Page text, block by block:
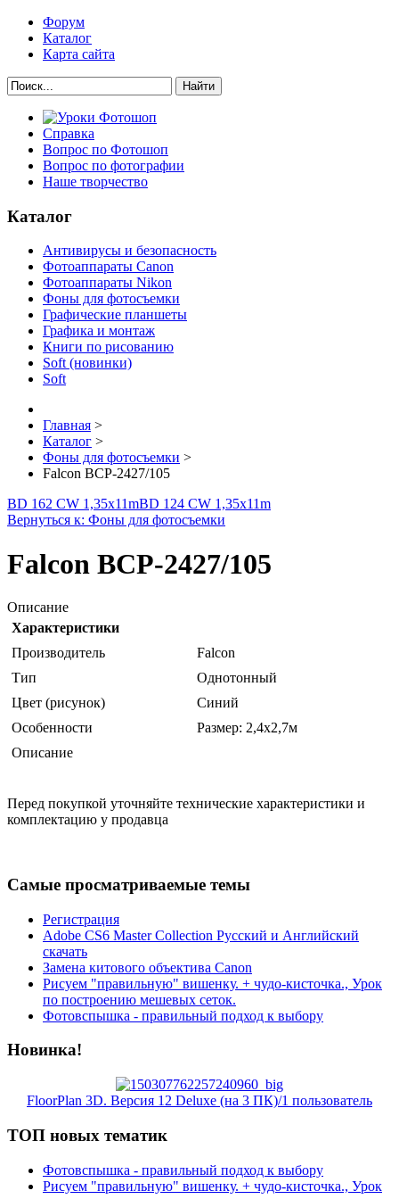
Форум
Каталог
Карта сайта
Найти
Справка
Вопрос по Фотошоп
Вопрос по фотографии
Наше творчество
Каталог
Антивирусы и безопасность
Фотоаппараты Canon
Фотоаппараты Nikon
Фоны для фотосъемки
Графические планшеты
Графика и монтаж
Книги по рисованию
Soft (новинки)
Soft
Главная >
Каталог >
Фоны для фотосъемки >
Falcon BCP-2427/105
BD 162 CW 1,35х11mBD 124 CW 1,35х11m
Вернуться к: Фоны для фотосъемки
Falcon BCP-2427/105
Описание
Характеристики
Производитель
Falcon
Тип
Однотонный
Цвет (рисунок)
Синий
Особенности
Размер: 2,4х2,7м
Описание
Перед покупкой уточняйте технические характеристики и
комплектацию у продавца
Самые просматриваемые темы
Регистрация
Adobe CS6 Master Collection Русский и Английский
скачать
Замена китового объектива Canon
Рисуем "правильную" вишенку. + чудо-кисточка., Урок
по построению мешевых сеток.
Фотовспышка - правильный подход к выбору
Новинка!
FloorPlan 3D. Версия 12 Deluxe (на 3 ПК)/1 пользователь
ТОП новых тематик
Фотовспышка - правильный подход к выбору
Рисуем "правильную" вишенку. + чудо-кисточка., Урок